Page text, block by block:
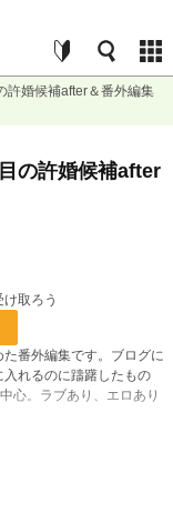
許婚候補after＆番外編集
の許婚候補after
取ろう
た番外編集です。ブログに
れるのに躊躇したもの
心。ラブあり、エロあり